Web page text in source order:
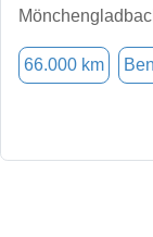
66.000 km